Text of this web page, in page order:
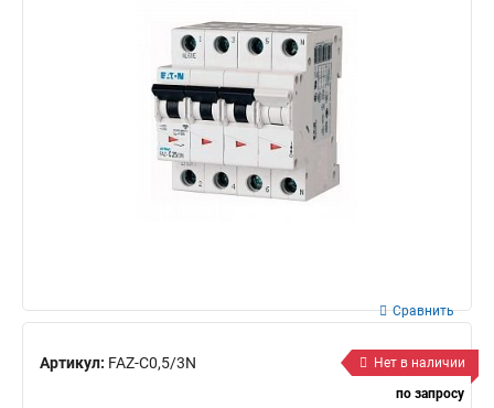
Артикул: FAZ-C0,5/3N
Сравнить
Нет в наличии
по запросу